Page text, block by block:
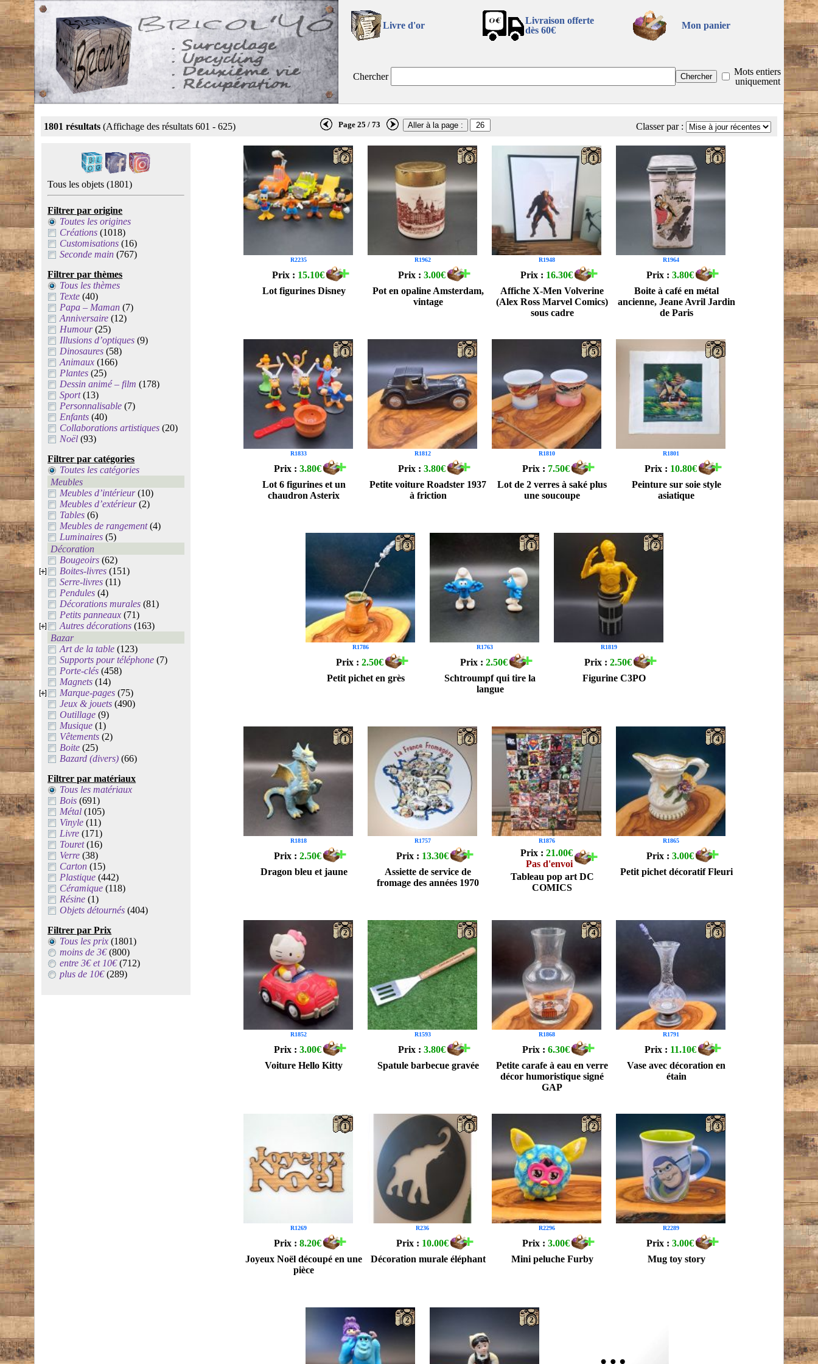
Livre d'or
Livraison offerte
dès 60€
Mon panier
Chercher
Mots entiers
uniquement
1801 résultats (Affichage des résultats 601 - 625) Page 25 / 73 Classer par :
Tous les objets(1801)
Filtrer par origine
Toutes les origines
Créations (1018)
Customisations (16)
Seconde main (767)
Filtrer par thèmes
Tous les thèmes
Texte (40)
Papa – Maman (7)
Anniversaire (12)
Humour(25)
Illusions d’optiques (9)
Dinosaures (58)
Animaux (166)
Plantes (25)
Dessin animé – film (178)
Sport(13)
Personnalisable (7)
Enfants (40)
Collaborations artistiques (20)
Noël (93)
Filtrer par catégories
Toutes les catégories
Meubles
Meubles d’intérieur(10)
Meubles d’extérieur(2)
Tables (6)
Meubles de rangement(4)
Luminaires (5)
Décoration
Bougeoirs (62)
Boites-livres (151)
Serre-livres (11)
Pendules (4)
Décorations murales (81)
Petits panneaux (71)
Autres décorations (163)
Bazar
Art de la table (123)
Supports pour téléphone (7)
Porte-clés (458)
Magnets (14)
Marque-pages (75)
Jeux & jouets (490)
Outillage (9)
Musique (1)
Vêtements (2)
Boite (25)
Bazard (divers) (66)
Filtrer par matériaux
Tous les matériaux
Bois (691)
Métal (105)
Vinyle (11)
Livre (171)
Touret(16)
Verre (38)
Carton (15)
Plastique (442)
Céramique (118)
Résine (1)
Objets détournés (404)
Filtrer par Prix
Tous les prix(1801)
moins de 3€(800)
entre 3€ et 10€(712)
plus de 10€(289)
R2235
2
Prix : 15.10€
Lot figurines Disney
R1962
3
Prix :3.00€
Pot en opaline Amsterdam,
vintage
R1948
1
Prix : 16.30€
Affiche X-Men Volverine
(Alex Ross Marvel Comics)
sous cadre
R1964
1
Prix :3.80€
Boite à café en métal
ancienne, Jeane Avril Jardin
de Paris
R1833
1
Prix :3.80€
Lot 6 figurines et un
chaudron Asterix
R1812
2
Prix :3.80€
Petite voiture Roadster 1937
à friction
R1810
5
Prix : 7.50€
Lot de 2 verres à saké plus
une soucoupe
R1801
2
Prix : 10.80€
Peinture sur soie style
asiatique
R1786
3
Prix :2.50€
Petit pichet en grès
R1763
1
Prix :2.50€
Schtroumpf qui tire la
langue
R1819
2
Prix :2.50€
Figurine C3PO
R1818
1
Prix :2.50€
Dragon bleu et jaune
R1757
2
Prix : 13.30€
Assiette de service de
fromage des années 1970
R1876
1
Prix :21.00€
Pas d'envoi
Tableau pop art DC
COMICS
R1865
4
Prix :3.00€
Petit pichet décoratif Fleuri
R1852
2
Prix :3.00€
Voiture Hello Kitty
R1593
3
Prix :3.80€
Spatule barbecue gravée
R1868
4
Prix :6.30€
Petite carafe à eau en verre
décor humoristique signé
GAP
R1791
3
Prix : 11.10€
Vase avec décoration en
étain
R1269
1
Prix :8.20€
Joyeux Noël découpé en une
pièce
R236
1
Prix : 10.00€
Décoration murale éléphant
R2296
2
Prix :3.00€
Mini peluche Furby
R2289
3
Prix :3.00€
Mug toy story
2 2